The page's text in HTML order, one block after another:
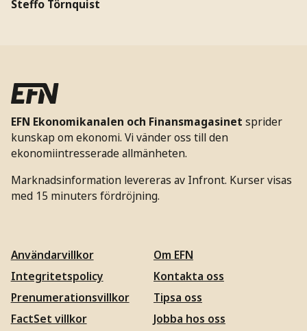
Steffo Törnquist
EFN Ekonomikanalen och Finansmagasinet sprider
kunskap om ekonomi. Vi vänder oss till den
ekonomiintresserade allmänheten.
Marknadsinformation levereras av Infront. Kurser visas
med 15 minuters fördröjning.
Användarvillkor
Integritetspolicy
Prenumerationsvillkor
FactSet villkor
Om EFN
Kontakta oss
Tipsa oss
Jobba hos oss